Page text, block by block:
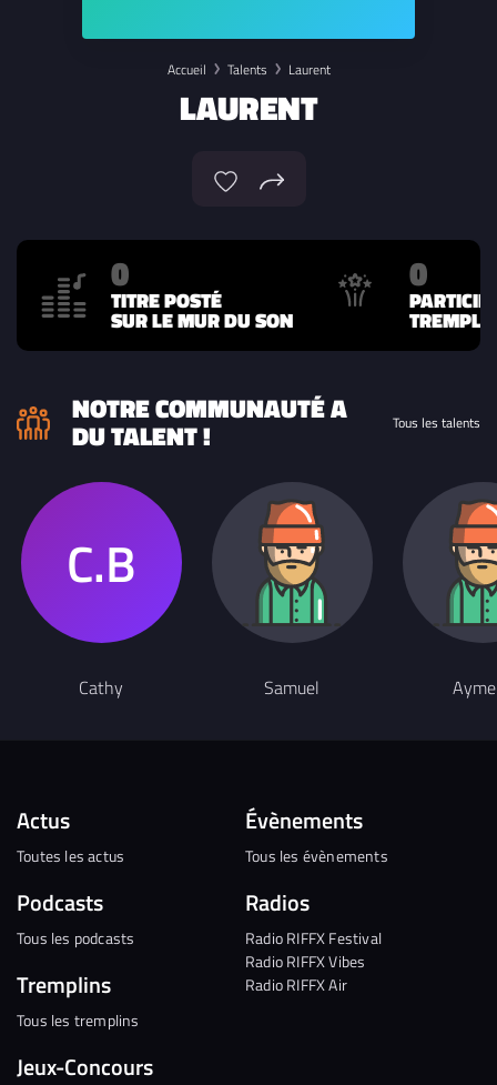
Accueil Talents Laurent
LAURENT
0
TITRE POSTÉ
SUR LE MUR DU SON
0
NOTRE COMMUNAUTÉ A
DU TALENT ! Tous les talents
Cathy Samuel
Actus
Toutes les actus
Podcasts
Tous les podcasts
Tremplins
Tous les tremplins
Jeux-Concours
Évènements
Tous les évènements
Radios
Radio RIFFX Festival
Radio RIFFX Vibes
Radio RIFFX Air